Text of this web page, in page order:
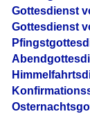
Gottesdienst
Gottesdienst